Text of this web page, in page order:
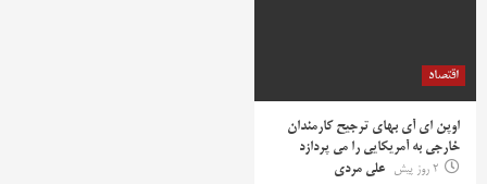
اقتصاد
اوپن ای آی بهای ترجیح کارمندان
خارجی به آمریکایی را می پردازد
2 روز پیش
علی مردی